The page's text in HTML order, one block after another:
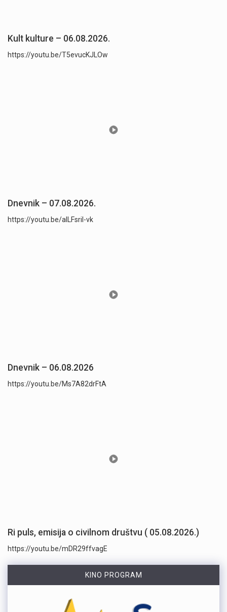
Kult kulture – 06.08.2026.
https://youtu.be/T5evucKJLOw
Dnevnik – 07.08.2026.
https://youtu.be/aILFsriI-vk
Dnevnik – 06.08.2026
https://youtu.be/Ms7A82drFtA
Ri puls, emisija o civilnom društvu ( 05.08.2026.)
https://youtu.be/mDR29ffvagE
KINO PROGRAM